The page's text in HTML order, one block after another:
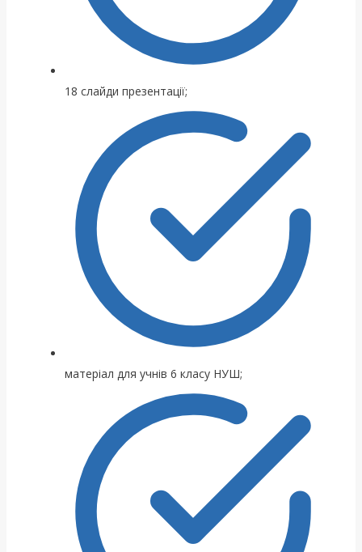
18 слайди презентації;
матеріал для учнів 6 класу НУШ;